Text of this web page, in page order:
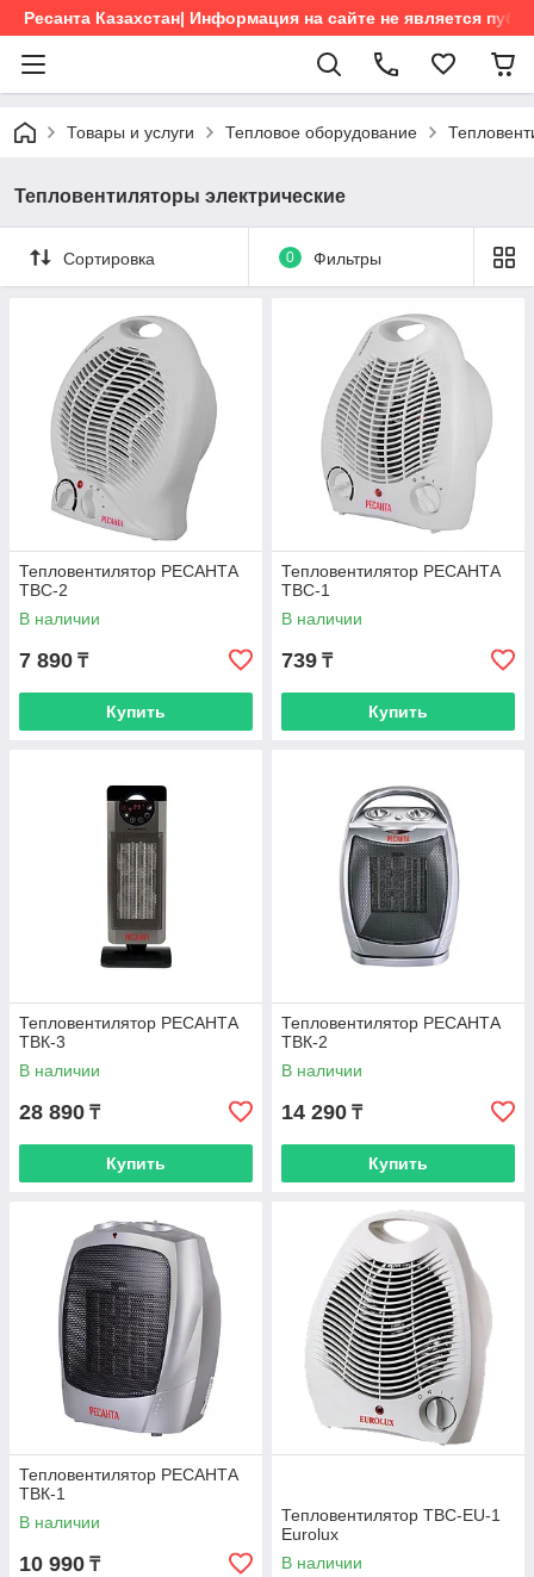
Ресанта Казахстан| Информация на сайте не является
Товары и услуги Тепловое оборудование
Тепловентиляторы электрические
Сортировка 0 Фильтры
Тепловентилятор РЕСАНТА
ТВС-2
В наличии
7 890 ₸
Купить
Тепловентилятор РЕСАНТА
ТВС-1
В наличии
739 ₸
Купить
Тепловентилятор РЕСАНТА
ТВК-3
В наличии
28 890 ₸
Купить
Тепловентилятор РЕСАНТА
ТВК-2
В наличии
14 290 ₸
Купить
Тепловентилятор РЕСАНТА
ТВК-1
В наличии
10 990 ₸
Тепловентилятор ТВС-EU-1
Eurolux
В наличии